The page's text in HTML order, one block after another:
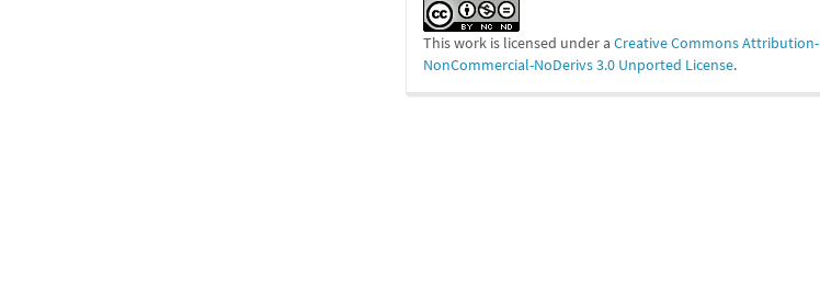
This work is licensed under aCreative Commons Attribution-
NonCommercial-NoDerivs 3.0 Unported License.